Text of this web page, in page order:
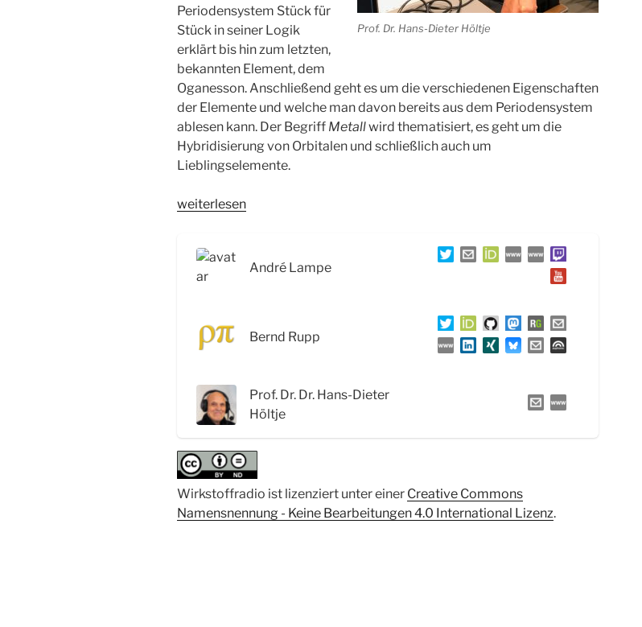
Prof. Dr. Hans-Dieter Höltje
Periodensystem Stück für
Stück in seiner Logik
erklärt bis hin zum letzten,
bekannten Element, dem
Oganesson. Anschließend geht es um die verschiedenen Eigenschaften
der Elemente und welche man davon bereits aus dem Periodensystem
ablesen kann. Der Begriff Metallwird thematisiert, es geht um die
Hybridisierung von Orbitalen und schließlich auch um
Lieblingselemente.
„WSR036
Elemente
Hans-
Dieter
Höltje“
weiterlesen
André Lampe
Bernd Rupp
Prof. Dr. Dr. Hans-Dieter
Höltje
Wirkstoffradio ist lizenziert unter einer Creative Commons
Namensnennung - Keine Bearbeitungen 4.0 International Lizenz.